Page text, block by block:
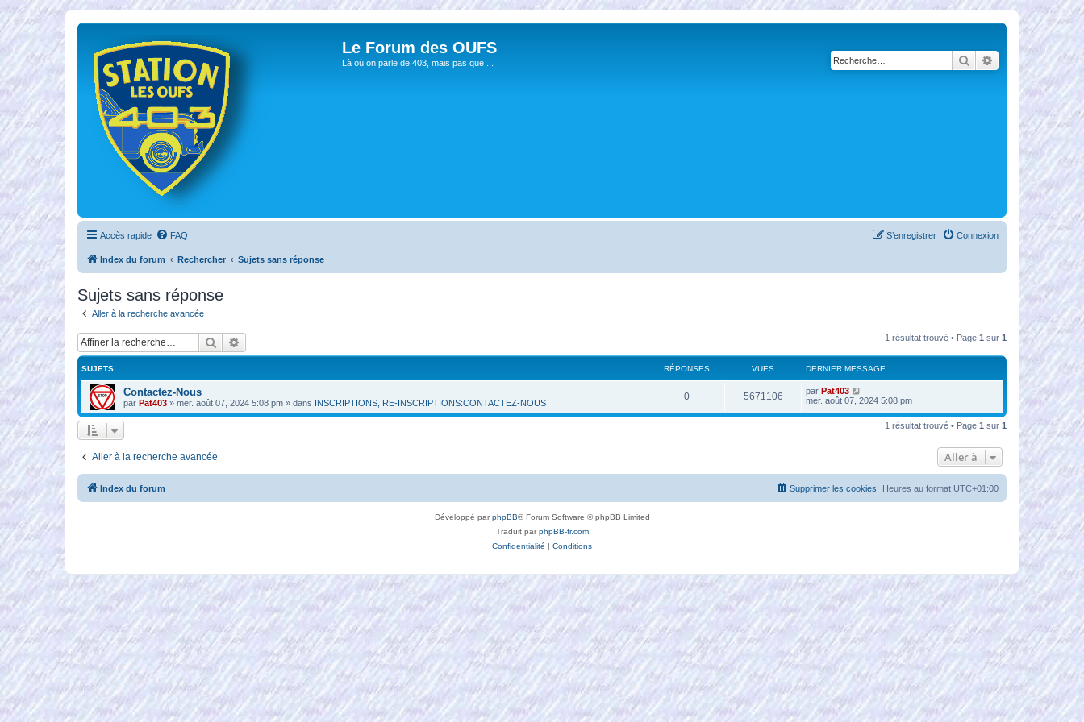
Le Forum des OUFS
Là où on parle de 403, mais pas que ... RechercherRecherche
Accès rapide FAQ Connexion
S’enregistrer
Index du forum Rechercher Sujets sans réponse
Sujets sans réponse
Aller à la recherche avancée
Rechercher 1 résultat trouvé • Page 1 sur 1
SUJETS RÉPONSES VUES DERNIER MESSAGE
Contactez-Nous
par Pat403 » mer. août 07, 2024 5:08 pm » dans INSCRIPTIONS, RE-INSCRIPTIONS:CONTACTEZ-NOUS
0 5671106 par Pat403
mer. août 07, 2024 5:08 pm
1 résultat trouvé • Page 1 sur 1
Aller à la recherche avancée Aller à
Index du forum Heures au format UTC+01:00
Supprimer les cookies
Développé parphpBB® Forum Software © phpBB Limited
Traduit parphpBB-fr.com
Confidentialité | Conditions